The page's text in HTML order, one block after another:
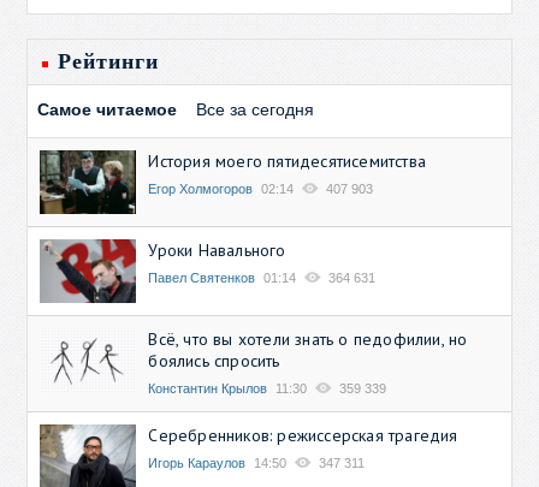
Рейтинги
Самое читаемое Все за сегодня
История моего пятидесятисемитства
Егор Холмогоров 02:14 407 903
Уроки Навального
Павел Святенков 01:14 364 631
Всё, что вы хотели знать о педофилии, но
боялись спросить
Константин Крылов 11:30 359 339
Серебренников: режиссерская трагедия
Игорь Караулов 14:50 347 311